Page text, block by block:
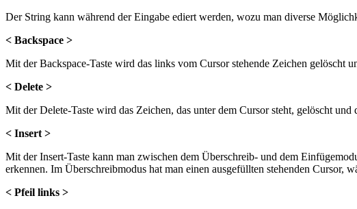
Der String kann während der Eingabe ediert werden, wozu man diverse
< Backspace >
Mit der Backspace-Taste wird das links vom Cursor stehende Zeichen gelöscht
< Delete >
Mit der Delete-Taste wird das Zeichen, das unter dem Cursor steht, gelöscht und
< Insert >
Mit der Insert-Taste kann man zwischen dem Überschreib- und dem
erkennen. Im Überschreibmodus hat man einen ausgefüllten stehenden Cursor,
< Pfeil links >